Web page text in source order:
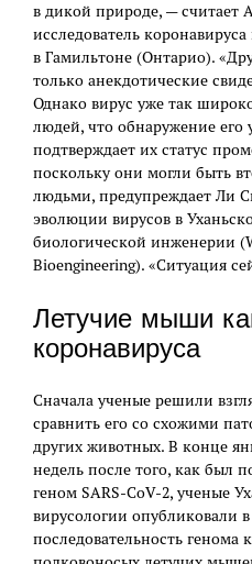
в дикой природе, — считает
исследователь
в Гамильтоне (Онтарио).
только анекдотические
Однако вирус уже так
людей, что обнаружение его
подтверждает их статус
поскольку они могли быть
людьми, предупреждает Ли
эволюции вирусов в
биологической инженерии
Bioengineering). «Ситуация
Летучие мыши
коронавируса
Сначала ученые решили
сравнить его со схожими
других животных. В конце
недель после того, как был
геном SARS-CoV-2, ученые
вирусологии опубликовали
последовательность генома